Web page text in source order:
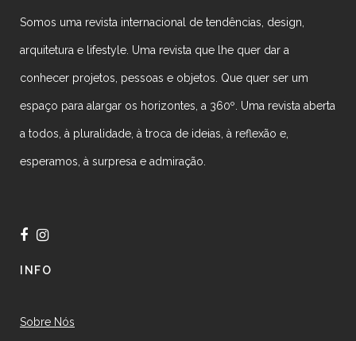
Somos uma revista internacional de tendências, design,
arquitetura e lifestyle. Uma revista que lhe quer dar a
conhecer projetos, pessoas e objetos. Que quer ser um
espaço para alargar os horizontes, a 360º. Uma revista aberta
a todos, à pluralidade, à troca de ideias, à reflexão e,
esperamos, à surpresa e admiração.
INFO
Sobre Nós